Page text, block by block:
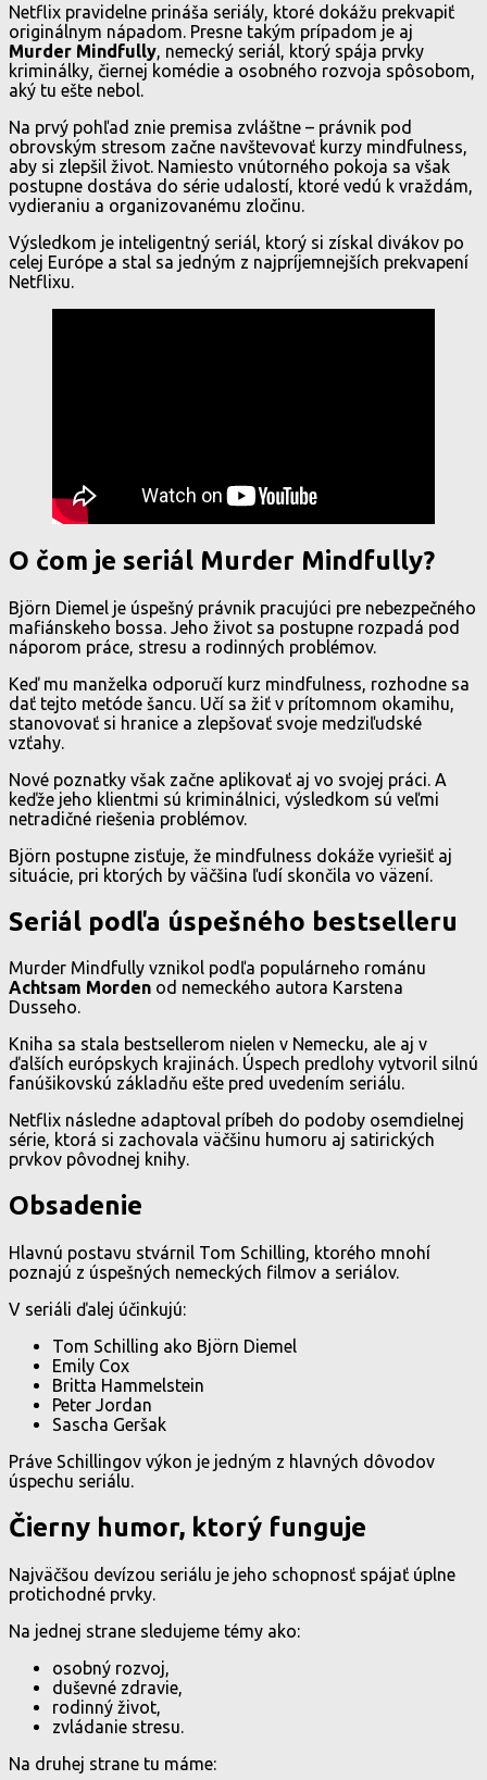
Netflix pravidelne prináša seriály, ktoré dokážu prekvapiť
originálnym nápadom. Presne takým prípadom je aj
Murder Mindfully, nemecký seriál, ktorý spája prvky
kriminálky, čiernej komédie a osobného rozvoja spôsobom,
aký tu ešte nebol.
Na prvý pohľad znie premisa zvláštne – právnik pod
obrovským stresom začne navštevovať kurzy mindfulness,
aby si zlepšil život. Namiesto vnútorného pokoja sa však
postupne dostáva do série udalostí, ktoré vedú k vraždám,
vydieraniu a organizovanému zločinu.
Výsledkom je inteligentný seriál, ktorý si získal divákov po
celej Európe a stal sa jedným z najpríjemnejších prekvapení
Netflixu.
O čom je seriál Murder Mindfully?
Björn Diemel je úspešný právnik pracujúci pre nebezpečného
mafiánskeho bossa. Jeho život sa postupne rozpadá pod
náporom práce, stresu a rodinných problémov.
Keď mu manželka odporučí kurz mindfulness, rozhodne sa
dať tejto metóde šancu. Učí sa žiť v prítomnom okamihu,
stanovovať si hranice a zlepšovať svoje medziľudské
vzťahy.
Nové poznatky však začne aplikovať aj vo svojej práci. A
keďže jeho klientmi sú kriminálnici, výsledkom sú veľmi
netradičné riešenia problémov.
Björn postupne zisťuje, že mindfulness dokáže vyriešiť aj
situácie, pri ktorých by väčšina ľudí skončila vo väzení.
Seriál podľa úspešného bestselleru
Murder Mindfully vznikol podľa populárneho románu
Achtsam Morden od nemeckého autora Karstena
Dusseho.
Kniha sa stala bestsellerom nielen v Nemecku, ale aj v
ďalších európskych krajinách. Úspech predlohy vytvoril silnú
fanúšikovskú základňu ešte pred uvedením seriálu.
Netflix následne adaptoval príbeh do podoby osemdielnej
série, ktorá si zachovala väčšinu humoru aj satirických
prvkov pôvodnej knihy.
Obsadenie
Hlavnú postavu stvárnil Tom Schilling, ktorého mnohí
poznajú z úspešných nemeckých filmov a seriálov.
V seriáli ďalej účinkujú:
Tom Schilling ako Björn Diemel
Emily Cox
Britta Hammelstein
Peter Jordan
Sascha Geršak
Práve Schillingov výkon je jedným z hlavných dôvodov
úspechu seriálu.
Čierny humor, ktorý funguje
Najväčšou devízou seriálu je jeho schopnosť spájať úplne
protichodné prvky.
Na jednej strane sledujeme témy ako:
osobný rozvoj,
duševné zdravie,
rodinný život,
zvládanie stresu.
Na druhej strane tu máme: